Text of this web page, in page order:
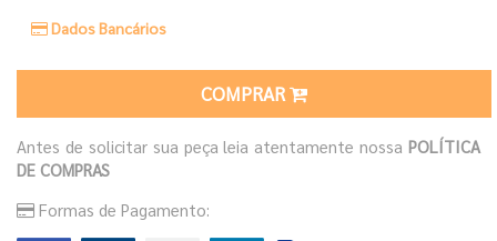
Dados Bancários
COMPRAR
Antes de solicitar sua peça leia atentamente nossa POLÍTICA
DE COMPRAS
Formas de Pagamento: